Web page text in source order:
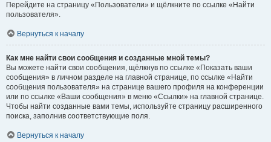
Перейдите на страницу «Пользователи» и щёлкните по ссылке «Найти
пользователя».
Вернуться к началу
Как мне найти свои сообщения и созданные мной темы?
Вы можете найти свои сообщения, щёлкнув по ссылке «Показать ваши
сообщения» в личном разделе на главной странице, по ссылке «Найти
сообщения пользователя» на странице вашего профиля на конференции
или по ссылке «Ваши сообщения» в меню «Ссылки» на главной странице.
Чтобы найти созданные вами темы, используйте страницу расширенного
поиска, заполнив соответствующие поля.
Вернуться к началу